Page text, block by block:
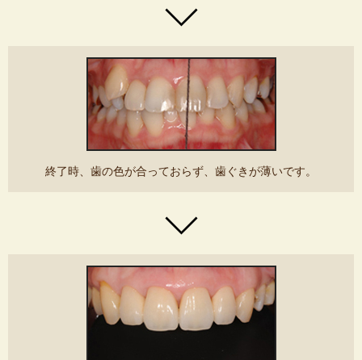
終了時、歯の色が合っておらず、歯ぐきが薄いです。